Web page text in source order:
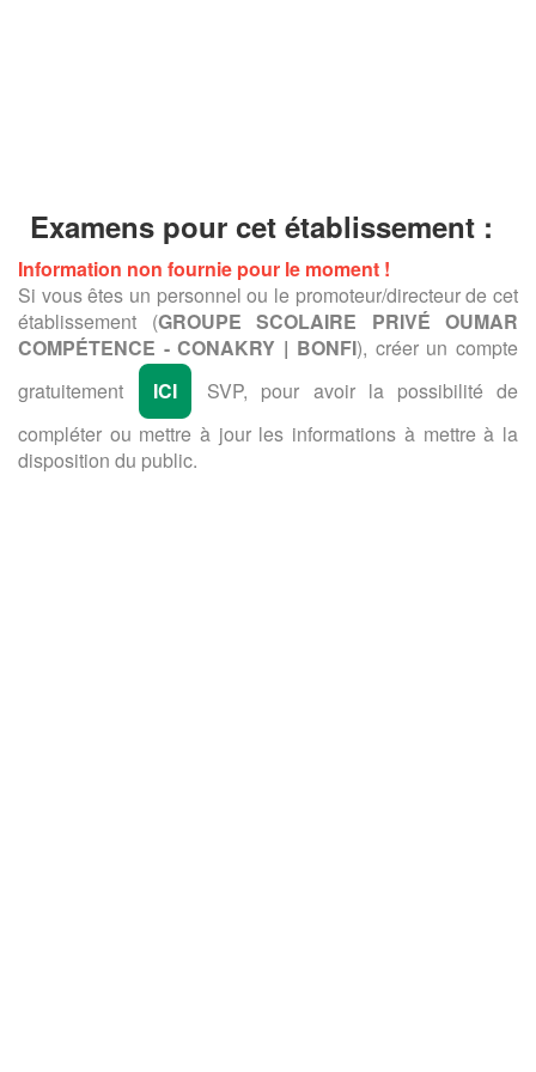
Examens pour cet établissement :
Information non fournie pour le moment !
Si vous êtes un personnel ou le promoteur/directeur de cet
établissement (GROUPE SCOLAIRE PRIVÉ OUMAR
COMPÉTENCE - CONAKRY | BONFI), créer un compte
gratuitement
ICI
SVP, pour avoir la possibilité de
compléter ou mettre à jour les informations à mettre à la
disposition du public.